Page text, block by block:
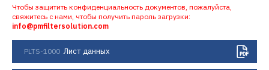
Чтобы защитить конфиденциальность документов, пожалуйста,
свяжитесь с нами, чтобы получить пароль загрузки:
info@pmfiltersolution.com
PLTS-1000 Лист данных